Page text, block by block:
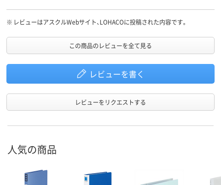
なかっただけでしょうか？とにかく、画期的で、思わず、スゲーと叫
んでしまいました。使いやすくて、びっくりしたので、☆５つです。
※ レビューはアスクルWebサイト、LOHACOに投稿された内容です。
この商品のレビューを全て見る
レビューを書く
レビューをリクエストする
人気の商品